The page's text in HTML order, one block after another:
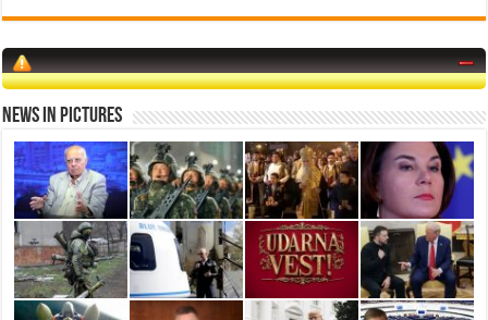
News in Pictures